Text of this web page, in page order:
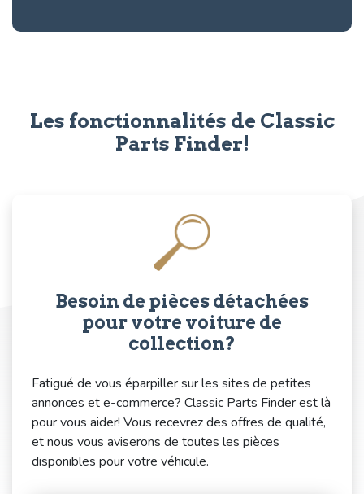
Les fonctionnalités de Classic
Parts Finder!
Besoin de pièces détachées
pour votre voiture de
collection?
Fatigué de vous éparpiller sur les sites de petites
annonces et e-commerce? Classic Parts Finder est là
pour vous aider! Vous recevrez des offres de qualité,
et nous vous aviserons de toutes les pièces
disponibles pour votre véhicule.